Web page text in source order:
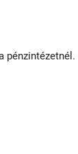
pénzintézetnél.